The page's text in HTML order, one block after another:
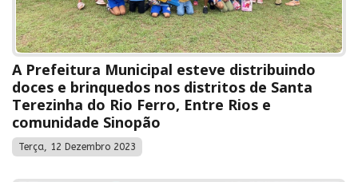
A Prefeitura Municipal esteve distribuindo
doces e brinquedos nos distritos de Santa
Terezinha do Rio Ferro, Entre Rios e
comunidade Sinopão
Terça, 12 Dezembro 2023